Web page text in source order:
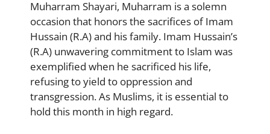
Muharram Shayari, Muharram is a solemn
occasion that honors the sacrifices of Imam
Hussain (R.A) and his family. Imam Hussain’s
(R.A) unwavering commitment to Islam was
exemplified when he sacrificed his life,
refusing to yield to oppression and
transgression. As Muslims, it is essential to
hold this month in high regard.